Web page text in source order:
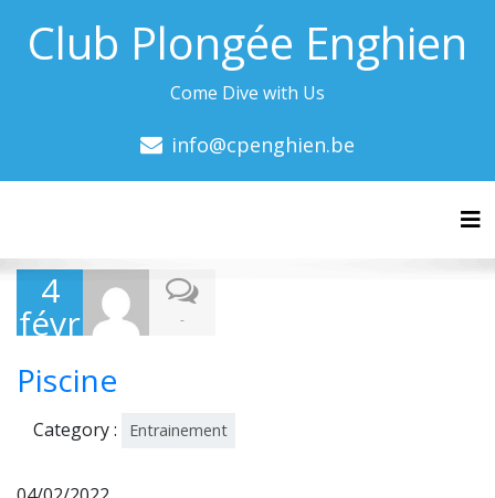
Club Plongée Enghien
Come Dive with Us
info@cpenghien.be
4
févr
202
2
-
Piscine
Category : Entrainement